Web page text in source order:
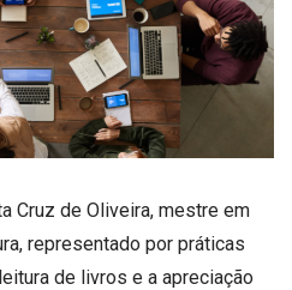
Cruz de Oliveira, mestre em
representado por práticas
de livros e a apreciação